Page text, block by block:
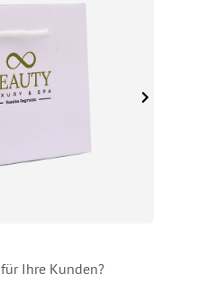
Ihre Kunden?